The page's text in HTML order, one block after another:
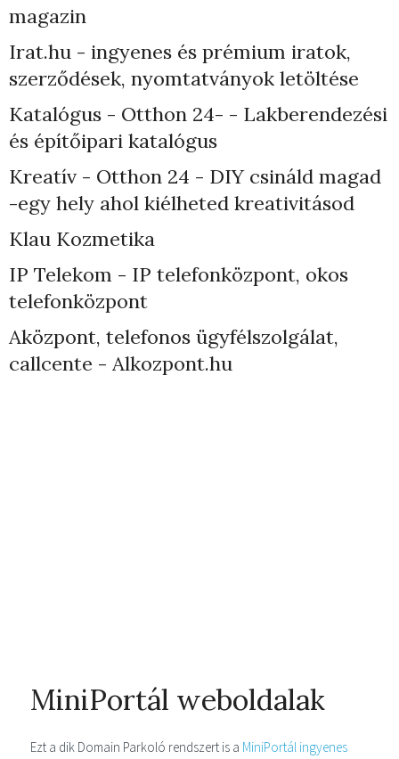
magazin
Irat.hu - ingyenes és prémium iratok,
szerződések, nyomtatványok letöltése
Katalógus - Otthon 24- - Lakberendezési
és építőipari katalógus
Kreatív - Otthon 24 - DIY csináld magad
-egy hely ahol kiélheted kreativitásod
Klau Kozmetika
IP Telekom - IP telefonközpont, okos
telefonközpont
Aközpont, telefonos ügyfélszolgálat,
callcente - Alkozpont.hu
MiniPortál weboldalak
Ezt a dik Domain Parkoló rendszert is a MiniPortál ingyenes